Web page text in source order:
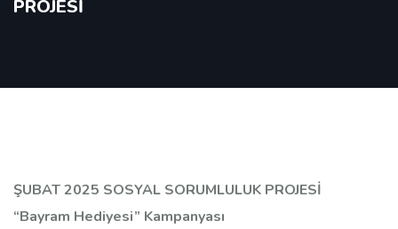
PROJESİ
ŞUBAT 2025 SOSYAL SORUMLULUK PROJESİ
“Bayram Hediyesi” Kampanyası